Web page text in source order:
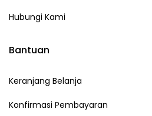
Hubungi Kami
Bantuan
Keranjang Belanja
Konfirmasi Pembayaran